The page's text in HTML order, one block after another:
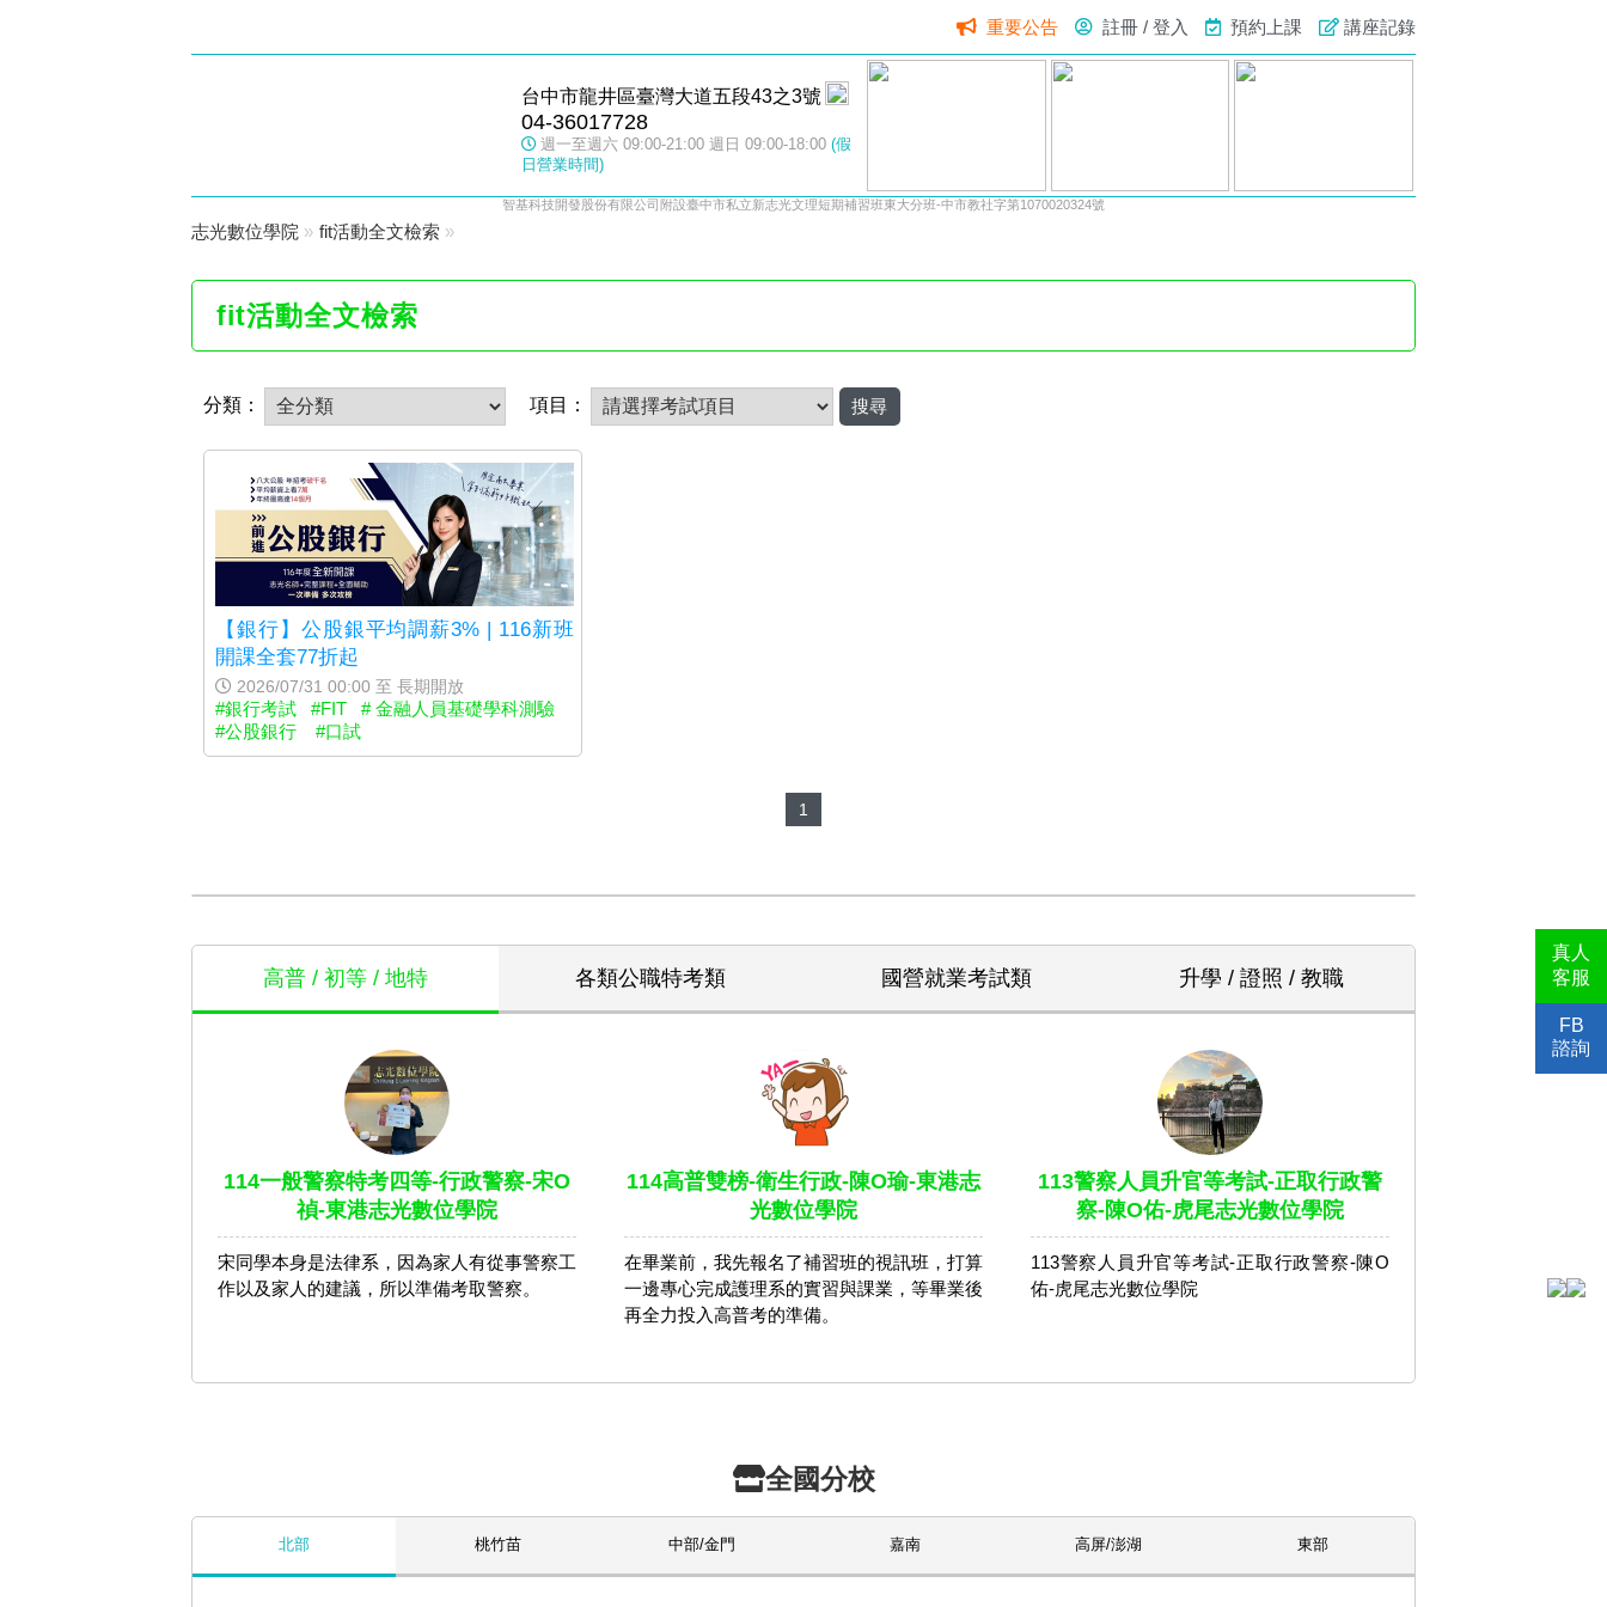
重要公告 註冊 / 登入 預約上課 講座記錄
台中市龍井區臺灣大道五段43之3號
04-36017728
週一至週六 09:00-21:00 週日 09:00-18:00 (假
日營業時間)
真人
客服
FB
諮詢
智基科技開發股份有限公司附設臺中市私立新志光文理短期補習班東大分班-中市教社字第1070020324號
志光數位學院 » fit活動全文檢索 »
fit活動全文檢索
分類： 項目：
【銀行】公股銀平均調薪3% | 116新班
開課全套77折起
2026/07/31 00:00 至 長期開放
#銀行考試 #FIT
# 金融人員基礎學科測驗
#公股銀行
#口試
1
高普 / 初等 / 地特 各類公職特考類 國營就業考試類 升學 / 證照 / 教職
114一般警察特考四等-行政警察-宋O
禎-東港志光數位學院
宋同學本身是法律系，因為家人有從事警察工
作以及家人的建議，所以準備考取警察。
114高普雙榜-衛生行政-陳O瑜-東港志
光數位學院
在畢業前，我先報名了補習班的視訊班，打算
一邊專心完成護理系的實習與課業，等畢業後
再全力投入高普考的準備。
113警察人員升官等考試-正取行政警
察-陳O佑-虎尾志光數位學院
113警察人員升官等考試-正取行政警察-陳O
佑-虎尾志光數位學院
全國分校
北部 桃竹苗 中部/金門 嘉南 高屏/澎湖 東部